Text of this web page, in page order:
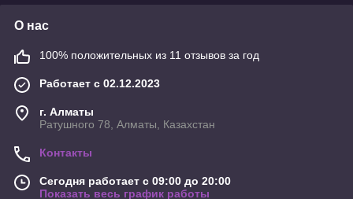
О нас
100% положительных из 11 отзывов за год
Работает с 02.12.2023
г. Алматы
Ратушного 78, Алматы, Казахстан
Контакты
Сегодня работает с 09:00 до 20:00
Показать весь график работы